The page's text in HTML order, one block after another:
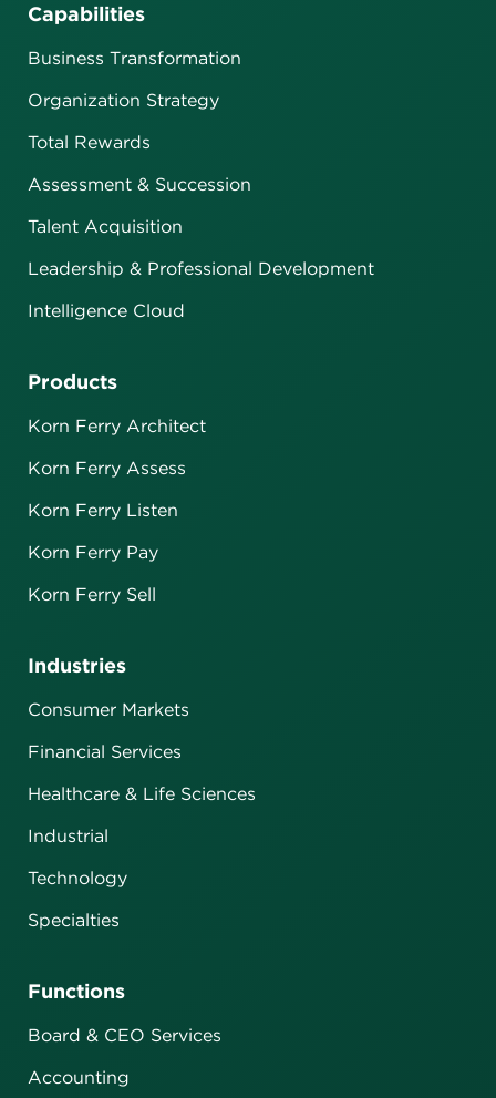
Capabilities
Business Transformation
Organization Strategy
Total Rewards
Assessment & Succession
Talent Acquisition
Leadership & Professional Development
Intelligence Cloud
Industries
Consumer Markets
Financial Services
Healthcare & Life Sciences
Industrial
Technology
Specialties
Functions
Board & CEO Services
Accounting
Products
Korn Ferry Architect
Korn Ferry Assess
Korn Ferry Listen
Korn Ferry Pay
Korn Ferry Sell